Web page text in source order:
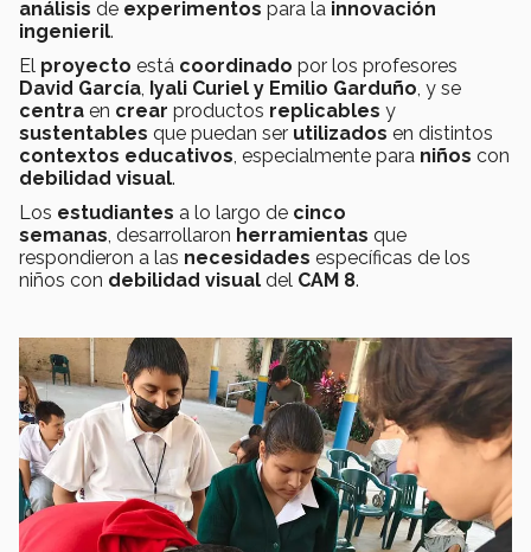
análisis de experimentos para la innovación
ingenieril.
El proyecto está coordinado por los profesores
David García Iyali Curiel y Emilio Garduño , y se
centra en crear productos replicables y
sustentables que puedan ser utilizados en distintos
contextos educativos , especialmente para niños con
debilidad visual.
Los estudiantes a lo largo de cinco
semanas , desarrollaron herramientas que
respondieron a las necesidades específicas de los
niños con debilidad visual del CAM 8.